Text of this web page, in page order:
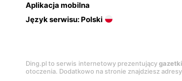
Aplikacja mobilna
Język serwisu: Polski
Ding.pl to serwis internetowy prezentujący
otoczenia. Dodatkowo na stronie znajdziesz